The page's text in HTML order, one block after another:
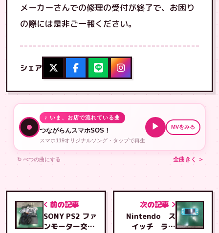
メーカーさんでの修理の受付が終了で、お困り
の際には是非ご一報ください。
シェア
♪ いま、お店で流れている曲
つながらんスマホSOS！
スマホ119オリジナルソング・タップで再生
▶ MVをみる
↻ べつの曲にする 全曲きく ＞
前の記事
SONY PS2 ファ
ンモーター交換
次の記事
Nintendo ス
イッチ ライ